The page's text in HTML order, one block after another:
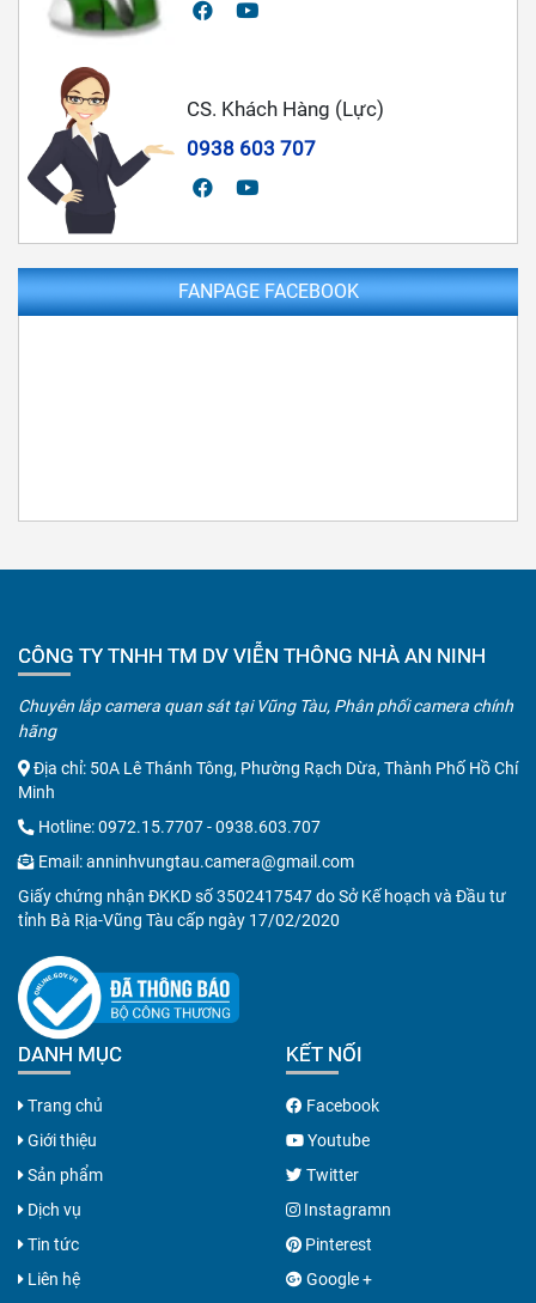
CS. Khách Hàng (Lực)
0938 603 707
FANPAGE FACEBOOK
CÔNG TY TNHH TM DV VIỄN THÔNG NHÀ AN NINH
Chuyên lắp camera quan sát tại Vũng Tàu, Phân phối camera chính
hãng
Địa chỉ: 50A Lê Thánh Tông, Phường Rạch Dừa, Thành Phố Hồ Chí
Minh
Hotline:0972.15.7707-0938.603.707
Email:anninhvungtau.camera@gmail.com
Giấy chứng nhận ĐKKD số 3502417547 do Sở Kế hoạch và Đầu tư
tỉnh Bà Rịa-Vũng Tàu cấp ngày 17/02/2020
DANH MỤC
Trang chủ
Giới thiệu
Sản phẩm
Dịch vụ
Tin tức
Liên hệ
KẾT NỐI
Facebook
Youtube
Twitter
Instagramn
Pinterest
Google +